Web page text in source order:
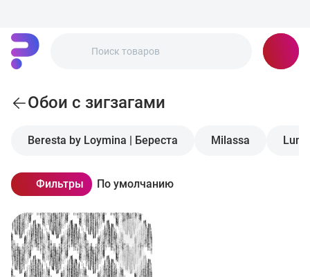
Обои с зигзагами
Beresta by Loymina | Береста Milassa
Фильтры По умолчанию